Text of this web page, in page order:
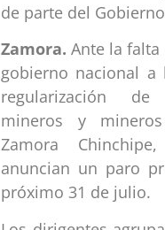
de parte del
Zamora. Ante la falta
gobierno nacional a
regularización
mineros y
Zamora
anuncian un paro
próximo 31 de julio.